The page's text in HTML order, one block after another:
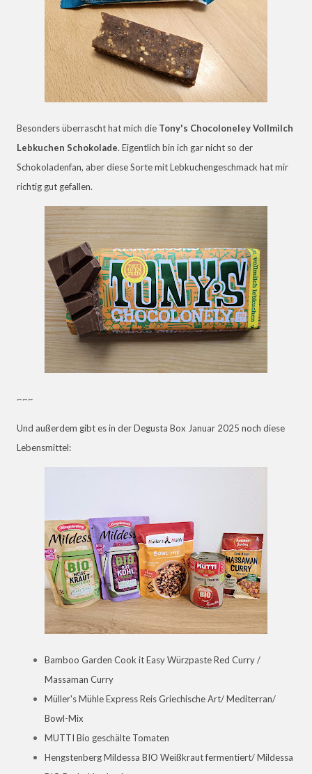
Besonders überrascht hat mich die Tony's Chocoloneley Vollmilch
Lebkuchen Schokolade. Eigentlich bin ich gar nicht so der
Schokoladenfan, aber diese Sorte mit Lebkuchengeschmack hat mir
richtig gut gefallen.
~~~
Und außerdem gibt es in der Degusta Box Januar 2025 noch diese
Lebensmittel:
Bamboo Garden Cook it Easy Würzpaste Red Curry /
Massaman Curry
Müller's Mühle Express Reis Griechische Art/ Mediterran/
Bowl-Mix
MUTTI Bio geschälte Tomaten
Hengstenberg Mildessa BIO Weißkraut fermentiert/ Mildessa